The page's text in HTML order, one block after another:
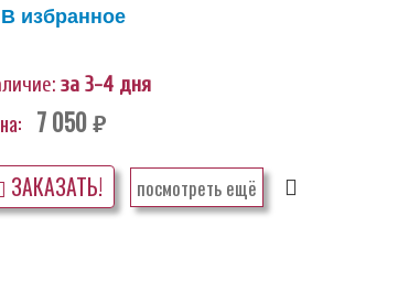
В избранное
за 3-4 дня
7 050 руб.
ЗАКАЗАТЬ! посмотреть ещё